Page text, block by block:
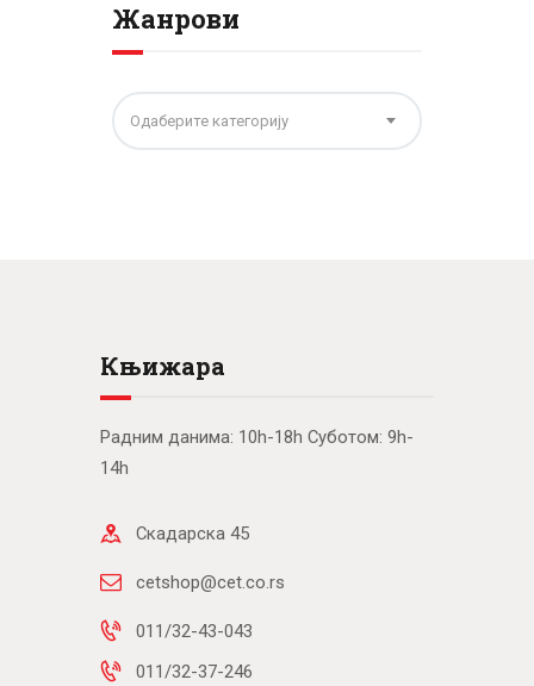
Жанрови
Одаберите категорију
Књижара
Радним данима: 10h-18h Суботом: 9h-
14h
Скадарска 45
cetshop@cet.co.rs
011/32-43-043
011/32-37-246